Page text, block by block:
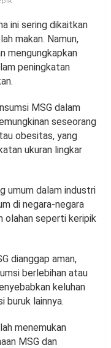
ini sering dikaitkan
makan. Namun,
mengungkapkan
peningkatan
MSG dalam
seseorang
obesitas, yang
ukuran lingkar
umum dalam industri
di negara-negara
olahan seperti keripik
dianggap aman,
berlebihan atau
keluhan
buruk lainnya.
menemukan
MSG dan